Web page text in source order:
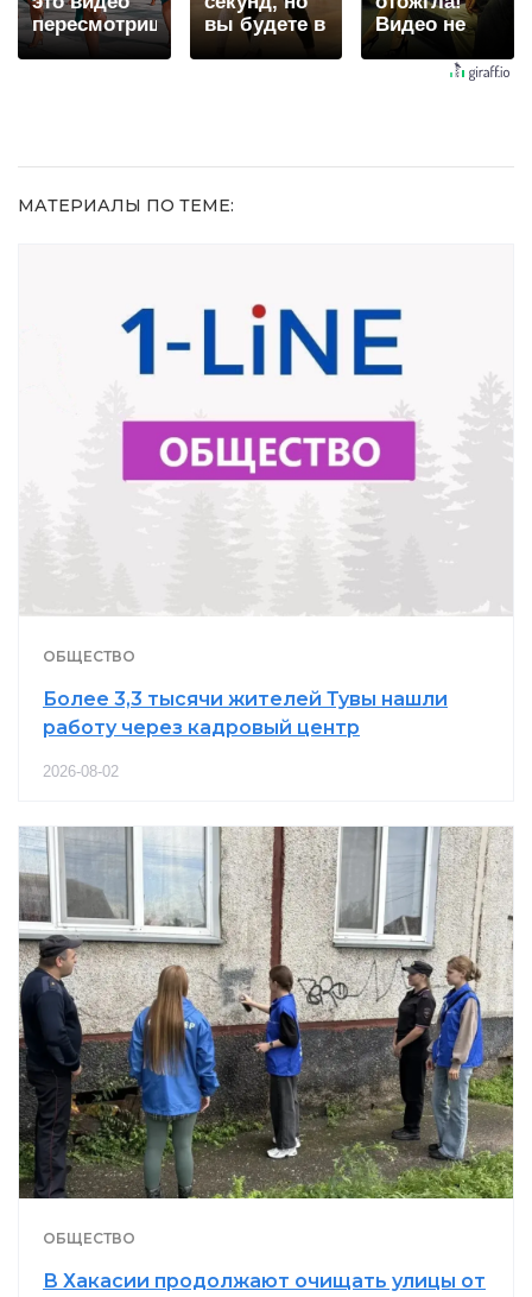
пересмотришь
не раз
вы будете в
шоке от
Видео не
оставит
равнодушным
МАТЕРИАЛЫ ПО ТЕМЕ:
ОБЩЕСТВО
Более 3,3 тысячи жителей Тувы нашли
работу через кадровый центр
2026-08-02
ОБЩЕСТВО
В Хакасии продолжают очищать улицы от